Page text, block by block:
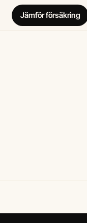
Jämför försäkring